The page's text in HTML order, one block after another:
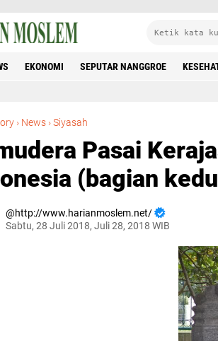
EKONOMI SEPUTAR NANGGROE
› News ›Siyasah
Pasai
(bagian
http://www.harianmoslem.net/
Sabtu, 28 Juli 2018, Juli 28, 2018 WIB